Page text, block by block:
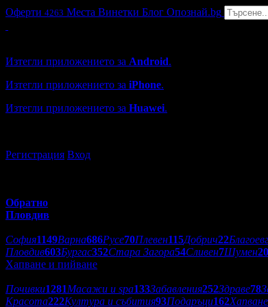
Оферти 4263 Места Винетки Блог Опознай.bg
Изтегли приложението за Android.
Изтегли приложението за iPhone.
Изтегли приложението за Huawei.
Регистрация Вход
Обратно
Пловдив
София1149Варна686Русе70Плевен115Добрич22
Пловдив603Бургас352Стара Загора54Сливен7Шумен20
Хапване и пийване
Почивки1281Масажи и spa133Забавления252Здраве78
Красота222Култура и събития93Подаръци162Хапване